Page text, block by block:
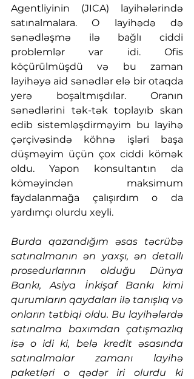
Agentliyinin (JICA) layihələrində
satınalmalara. O layihədə də
sənədləşmə ilə bağlı ciddi
problemlər var idi. Ofis
köçürülmüşdü və bu zaman
layihəyə aid sənədlər elə bir otaqda
yerə boşaltmışdılar. Oranın
sənədlərini tək-tək toplayıb skan
edib sistemləşdirməyim bu layihə
çərçivəsində köhnə işləri başa
düşməyim üçün çox ciddi kömək
oldu. Yapon konsultantın da
köməyindən maksimum
faydalanmağa çalışırdım o da
yardımçı olurdu xeyli.
Burda qazandığım əsas təcrübə
satınalmanın ən yaxşı, ən detallı
prosedurlarının olduğu Dünya
Bankı, Asiya İnkişaf Bankı kimi
qurumların qaydaları ilə tanışlıq və
onların tətbiqi oldu. Bu layihələrdə
satınalma baxımdan çatışmazlıq
isə o idi ki, belə kredit əsasında
satınalmalar zamanı layihə
paketləri o qədər iri olurdu ki